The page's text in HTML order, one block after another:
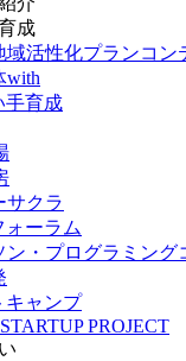
成
域活性化プランコン
with
手育成
サクラ
ーラム
ン・プログラミング
キャンプ
PROJECT